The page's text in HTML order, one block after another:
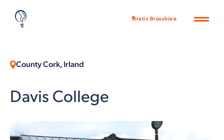
Gratis Broschüre
County Cork, Irland
Davis College